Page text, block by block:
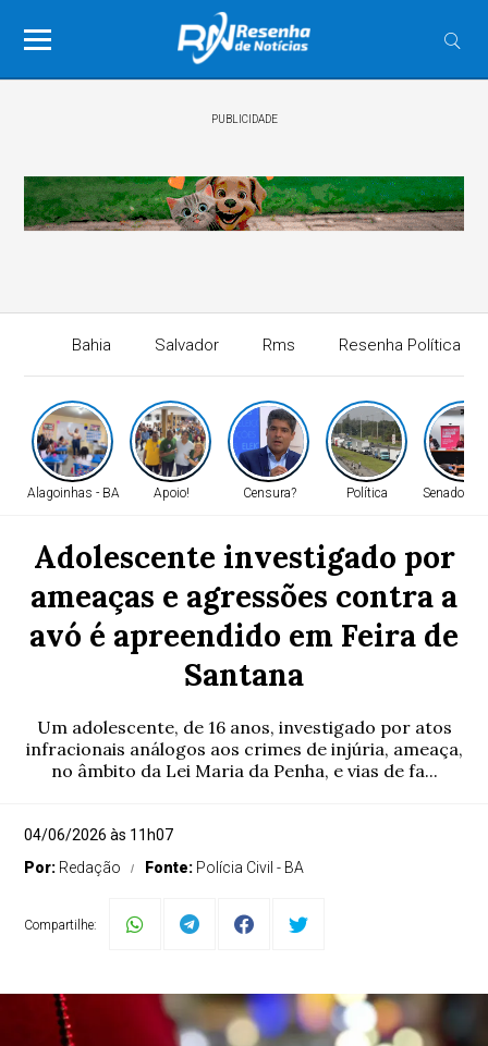
PUBLICIDADE
Bahia Salvador Rms Resenha Política
Alagoinhas - BA Apoio! Censura? Política Senado
Adolescente investigado por
ameaças e agressões contra a
avó é apreendido em Feira de
Santana
Um adolescente, de 16 anos, investigado por atos
infracionais análogos aos crimes de injúria, ameaça,
no âmbito da Lei Maria da Penha, e vias de fa...
04/06/2026 às 11h07
Por: Redação Fonte: Polícia Civil - BA
Compartilhe: